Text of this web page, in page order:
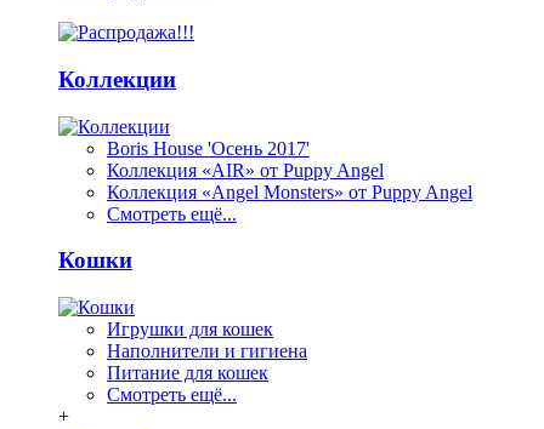
Коллекции
Boris House 'Осень 2017'
Коллекция «AIR» от Puppy Angel
Коллекция «Angel Monsters» от Puppy Angel
Смотреть ещё...
Кошки
Игрушки для кошек
Наполнители и гигиена
Питание для кошек
Смотреть ещё...
+